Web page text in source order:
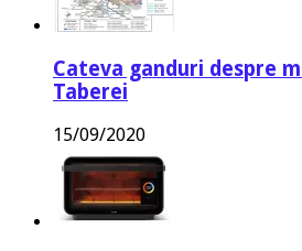
Cateva ganduri despre
Taberei
15/09/2020